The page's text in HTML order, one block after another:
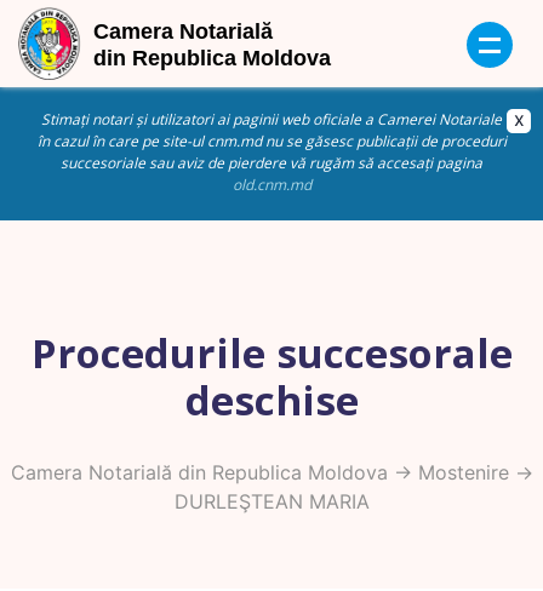
Stimați notari și utilizatori ai paginii web oficiale a Camerei Notariale
în cazul în care pe site-ul cnm.md nu se găsesc publicații de proceduri
succesoriale sau aviz de pierdere vă rugăm să accesați pagina
old.cnm.md
Procedurile succesorale
deschise
Camera Notarială din Republica Moldova -> Mostenire->
DURLEŞTEAN MARIA